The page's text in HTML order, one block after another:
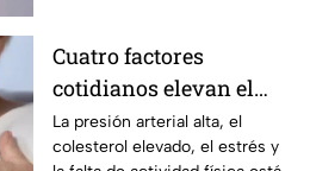
Cuatro factores
cotidianos elevan el
riesgo de infarto
La presión arterial alta, el
colesterol elevado, el estrés y